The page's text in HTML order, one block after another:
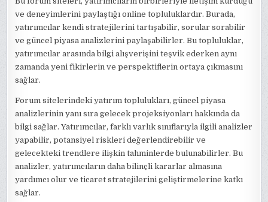
ve deneyimlerini paylaştığı online topluluklardır. Burada,
yatırımcılar kendi stratejilerini tartışabilir, sorular sorabilir
ve güncel piyasa analizlerini paylaşabilirler. Bu topluluklar,
yatırımcılar arasında bilgi alışverişini teşvik ederken aynı
zamanda yeni fikirlerin ve perspektiflerin ortaya çıkmasını
sağlar.
Forum sitelerindeki yatırım toplulukları, güncel piyasa
analizlerinin yanı sıra gelecek projeksiyonları hakkında da
bilgi sağlar. Yatırımcılar, farklı varlık sınıflarıyla ilgili analizler
yapabilir, potansiyel riskleri değerlendirebilir ve
gelecekteki trendlere ilişkin tahminlerde bulunabilirler. Bu
analizler, yatırımcıların daha bilinçli kararlar almasına
yardımcı olur ve ticaret stratejilerini geliştirmelerine katkı
sağlar.